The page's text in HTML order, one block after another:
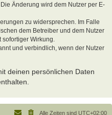
Änderung wird dem Nutzer per E-
zu widersprechen. Im Falle
dem Betreiber und dem Nutzer
Wirkung.
und verbindlich, wenn der Nutzer
deinen persönlichen Daten
Alle Zeiten sind UTC+02:00